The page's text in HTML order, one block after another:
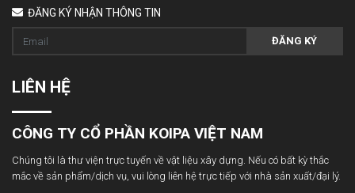
ĐĂNG KÝ NHẬN THÔNG TIN
ĐĂNG KÝ
LIÊN HỆ
CÔNG TY CỔ PHẦN KOIPA VIỆT NAM
Chúng tôi là thư viện trực tuyến về vật liệu xây dựng. Nếu có bất kỳ thắc
mắc về sản phẩm/dịch vụ, vui lòng liên hệ trực tiếp với nhà sản xuất/đại lý.